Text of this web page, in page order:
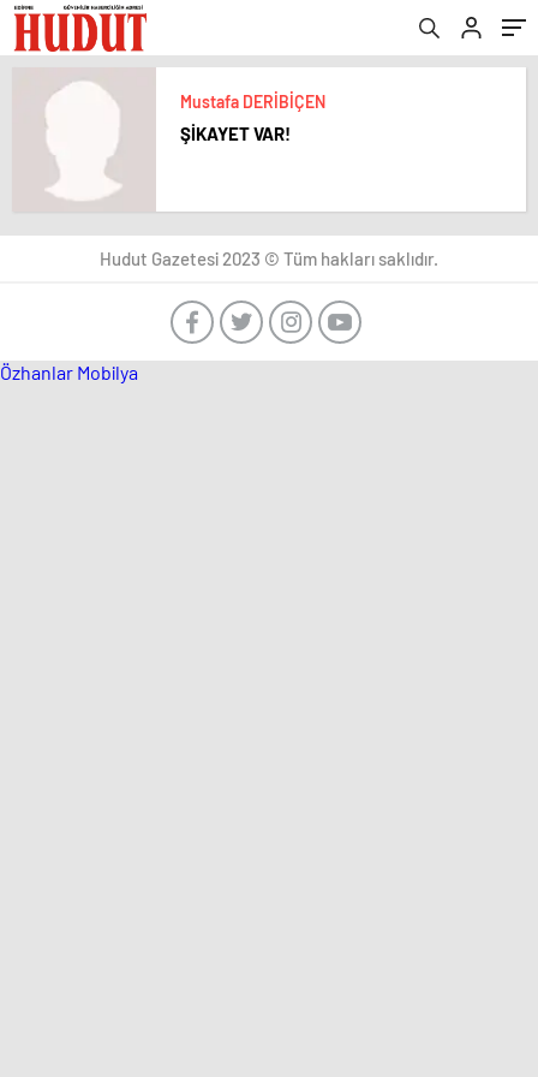
Mustafa DERİBİÇEN
ŞİKAYET VAR!
Hudut Gazetesi 2023 © Tüm hakları saklıdır.
Özhanlar Mobilya